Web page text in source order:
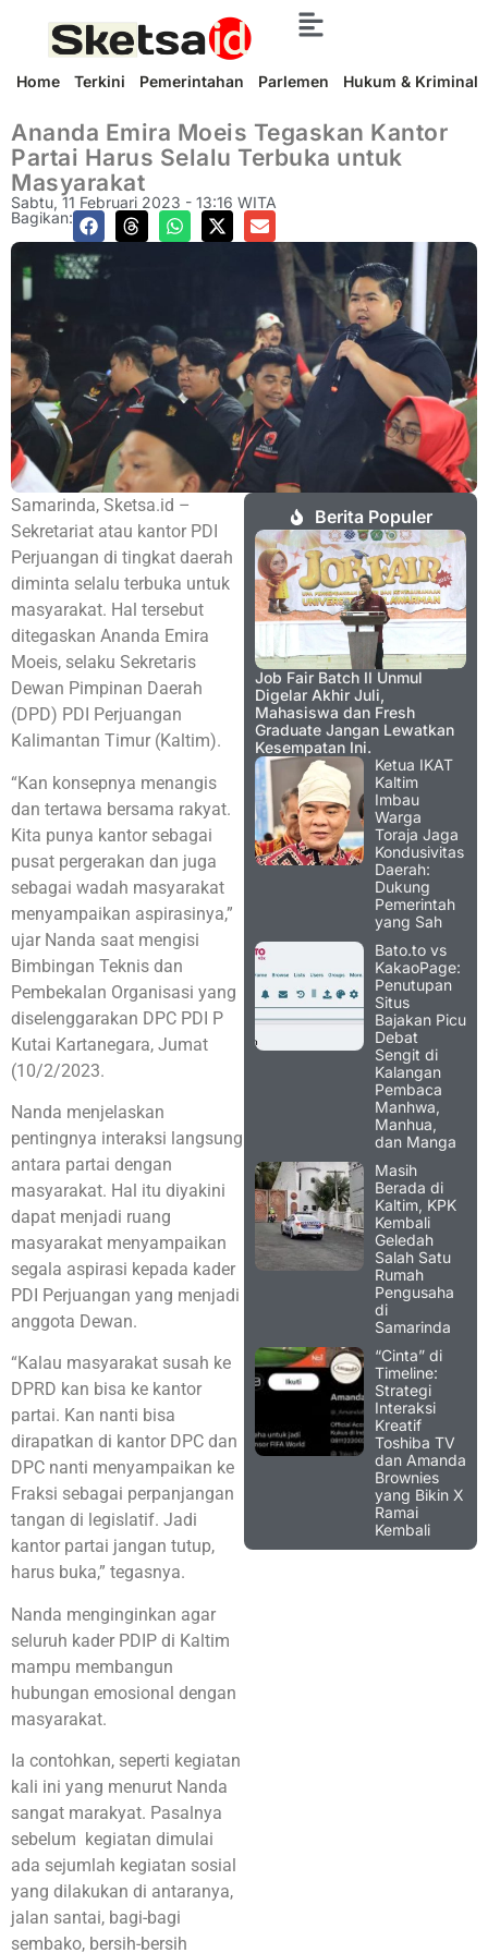
Home Terkini Pemerintahan Parlemen Hukum & Kriminal
Ananda Emira Moeis Tegaskan Kantor
Partai Harus Selalu Terbuka untuk
Masyarakat
Sabtu, 11 Februari 2023 - 13:16 WITA
Bagikan:
Samarinda, Sketsa.id –
Sekretariat atau kantor PDI
Perjuangan di tingkat daerah
diminta selalu terbuka untuk
masyarakat. Hal tersebut
ditegaskan Ananda Emira
Moeis, selaku Sekretaris
Dewan Pimpinan Daerah
(DPD) PDI Perjuangan
Kalimantan Timur (Kaltim).
“Kan konsepnya menangis
dan tertawa bersama rakyat.
Kita punya kantor sebagai
pusat pergerakan dan juga
sebagai wadah masyarakat
menyampaikan aspirasinya,”
ujar Nanda saat mengisi
Bimbingan Teknis dan
Pembekalan Organisasi yang
diselenggarakan DPC PDI P
Kutai Kartanegara, Jumat
(10/2/2023.
Nanda menjelaskan
pentingnya interaksi langsung
antara partai dengan
masyarakat. Hal itu diyakini
dapat menjadi ruang
masyarakat menyampaikan
segala aspirasi kepada kader
PDI Perjuangan yang menjadi
anggota Dewan.
“Kalau masyarakat susah ke
DPRD kan bisa ke kantor
partai. Kan nanti bisa
dirapatkan di kantor DPC dan
DPC nanti menyampaikan ke
Fraksi sebagai perpanjangan
tangan di legislatif. Jadi
kantor partai jangan tutup,
harus buka,” tegasnya.
Nanda menginginkan agar
seluruh kader PDIP di Kaltim
mampu membangun
hubungan emosional dengan
masyarakat.
Ia contohkan, seperti kegiatan
kali ini yang menurut Nanda
sangat marakyat. Pasalnya
sebelum kegiatan dimulai
ada sejumlah kegiatan sosial
yang dilakukan di antaranya,
jalan santai, bagi-bagi
sembako, bersih-bersih
Berita Populer
Job Fair Batch II Unmul
Digelar Akhir Juli,
Mahasiswa dan Fresh
Graduate Jangan Lewatkan
Kesempatan Ini.
Ketua IKAT
Kaltim
Imbau
Warga
Toraja Jaga
Kondusivitas
Daerah:
Dukung
Pemerintah
yang Sah
Bato.to vs
KakaoPage:
Penutupan
Situs
Bajakan Picu
Debat
Sengit di
Kalangan
Pembaca
Manhwa,
Manhua,
dan Manga
Masih
Berada di
Kaltim, KPK
Kembali
Geledah
Salah Satu
Rumah
Pengusaha
di
Samarinda
“Cinta” di
Timeline:
Strategi
Interaksi
Kreatif
Toshiba TV
dan Amanda
Brownies
yang Bikin X
Ramai
Kembali